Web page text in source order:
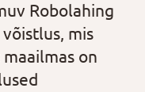
Robolahing
mis
on